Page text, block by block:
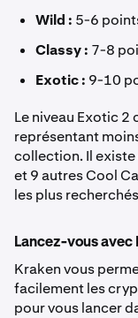
Wild : 5-6
Classy : 7-8
Exotic : 9-10
Le niveau Exotic
représentant
collection. Il
et 9 autres Cool
les plus
Lancez-vous avec
Kraken vous
facilement les
pour vous lancer